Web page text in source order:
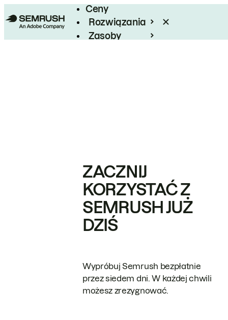
Ceny
Rozwiązania
Zasoby
ZACZNIJ
KORZYSTAĆ Z
SEMRUSH JUŻ
DZIŚ
Wypróbuj Semrush bezpłatnie
przez siedem dni. W każdej chwili
możesz zrezygnować.